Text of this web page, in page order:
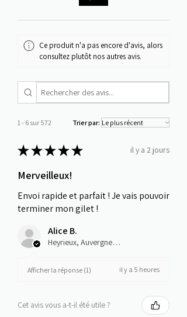
Ce produit n'a pas encore d'avis, alors
consultez plutôt nos autres avis.
1 - 6 sur 572 Trier par:
★★★★★ il y a 2 jours
Merveilleux!
Envoi rapide et parfait ! Je vais pouvoir
terminer mon gilet !
Alice B.
Heyrieux, Auvergne-Rhône-Alpes
Afficher la réponse (1) il y a 5 heures
Cet avis vous a-t-il été utile ?